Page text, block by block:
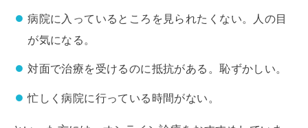
病院に入っているところを見られたくない。人の目
が気になる。
対面で治療を受けるのに抵抗がある。恥ずかしい。
忙しく病院に行っている時間がない。